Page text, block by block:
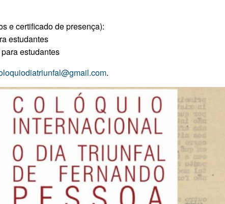
e certificado de presença):
estudantes
estudantes
.